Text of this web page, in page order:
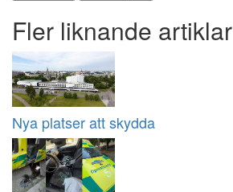
Fler liknande artiklar
Nya platser att skydda